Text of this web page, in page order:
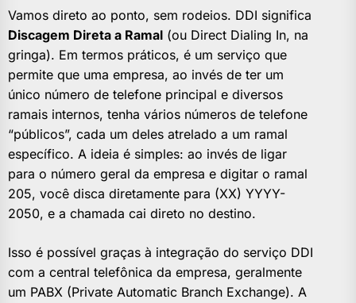
Vamos direto ao ponto, sem rodeios. DDI significa
Discagem Direta a Ramal (ou Direct Dialing In, na
gringa). Em termos práticos, é um serviço que
permite que uma empresa, ao invés de ter um
único número de telefone principal e diversos
ramais internos, tenha vários números de telefone
“públicos”, cada um deles atrelado a um ramal
específico. A ideia é simples: ao invés de ligar
para o número geral da empresa e digitar o ramal
205, você disca diretamente para (XX) YYYY-
2050, e a chamada cai direto no destino.
Isso é possível graças à integração do serviço DDI
com a central telefônica da empresa, geralmente
um PABX (Private Automatic Branch Exchange). A